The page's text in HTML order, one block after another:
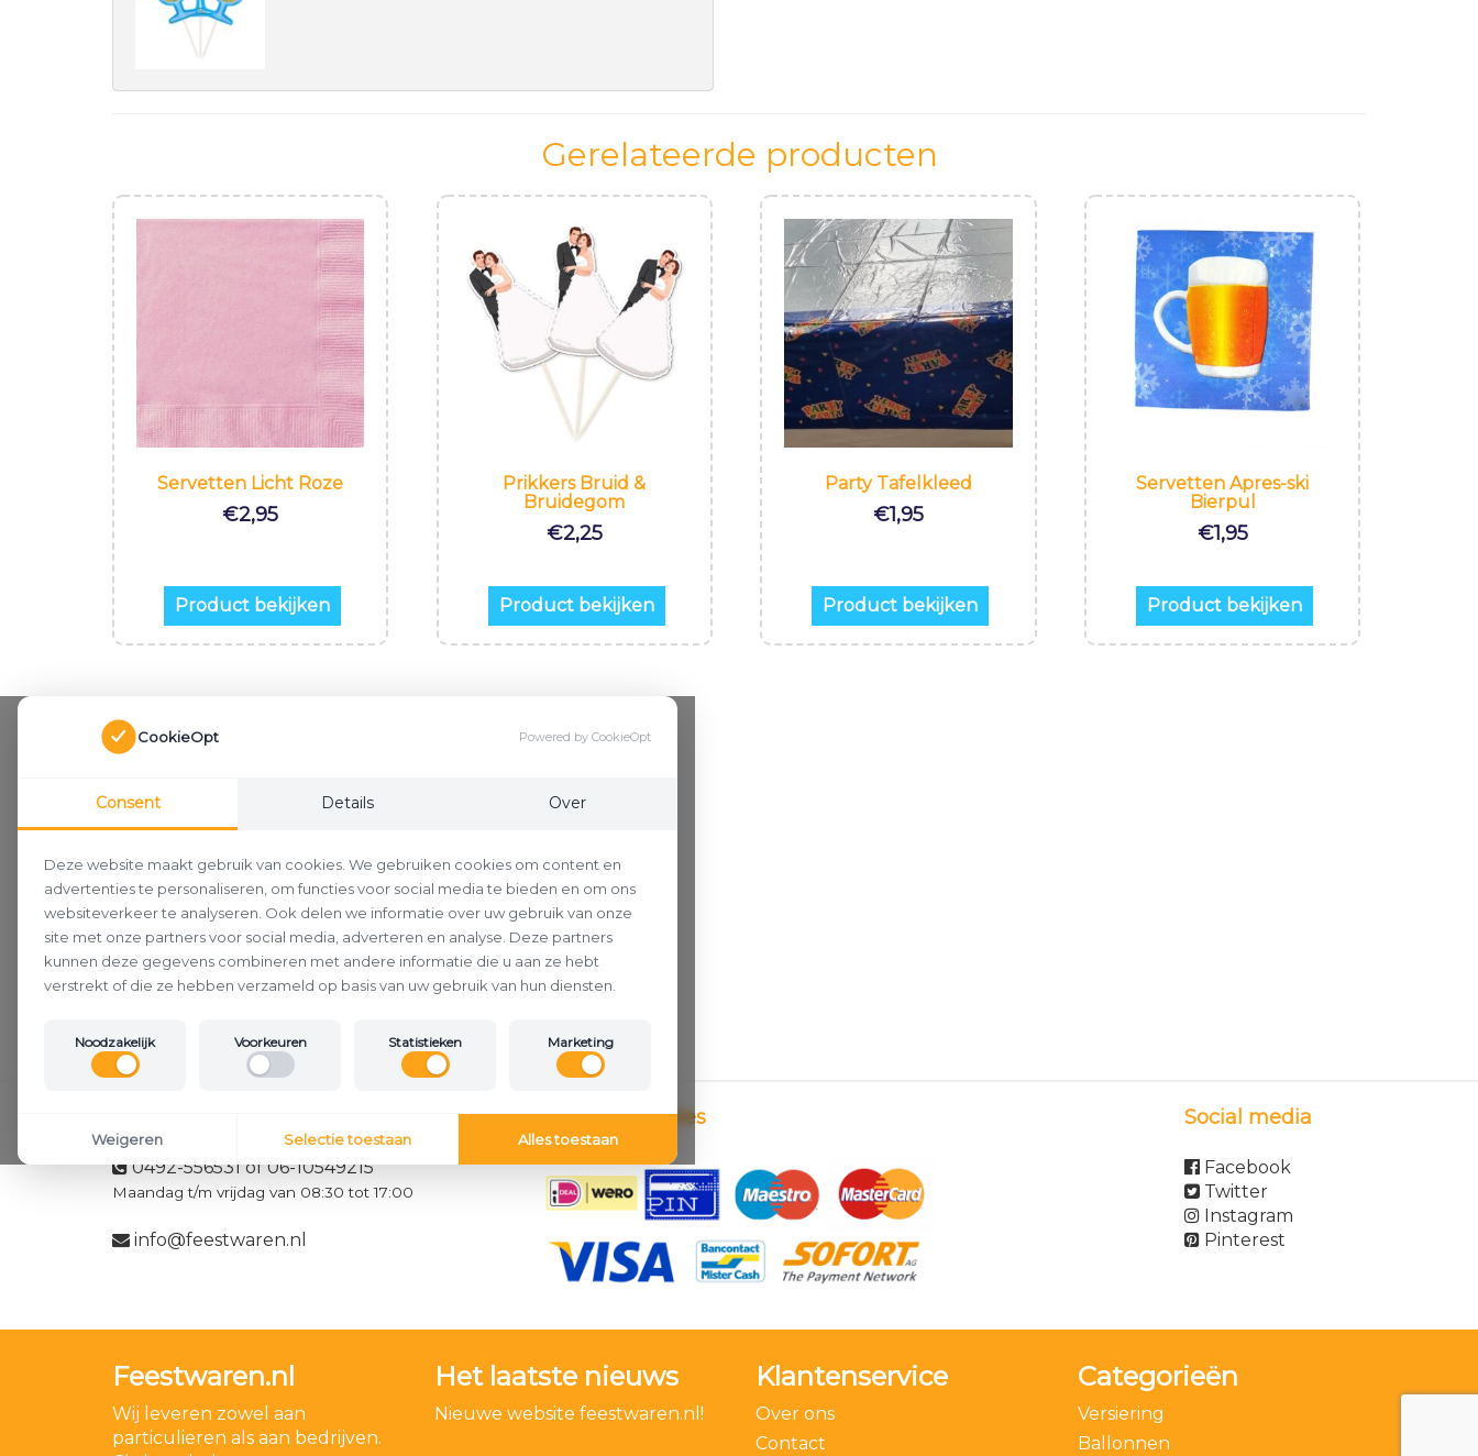
Gerelateerde producten
Servetten Licht Roze
€2,95
Product bekijken
Prikkers Bruid &
Bruidegom
€2,25
Product bekijken
Party Tafelkleed
€1,95
Product bekijken
Servetten Apres-ski
Bierpul
€1,95
Product bekijken
0492-556531 of 06-10549215
Maandag t/m vrijdag van 08:30 tot 17:00
info@feestwaren.nl
Betaalmethodes Social media
Facebook
Twitter
Instagram
Pinterest
Feestwaren.nl
Wij leveren zowel aan
particulieren als aan bedrijven.
Het laatste nieuws
Nieuwe website feestwaren.nl!
Klantenservice
Over ons
Contact
Categorieën
Versiering
Ballonnen
CookieOpt Powered by CookieOpt
Consent Details Over
Deze website maakt gebruik van cookies. We gebruiken cookies om content en
advertenties te personaliseren, om functies voor social media te bieden en om ons
websiteverkeer te analyseren. Ook delen we informatie over uw gebruik van onze
site met onze partners voor social media, adverteren en analyse. Deze partners
kunnen deze gegevens combineren met andere informatie die u aan ze hebt
verstrekt of die ze hebben verzameld op basis van uw gebruik van hun diensten.
Noodzakelijk Voorkeuren Statistieken Marketing
Weigeren Selectie toestaan Alles toestaan